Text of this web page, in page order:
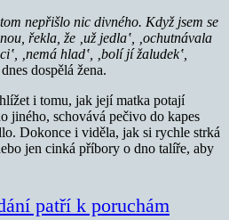
nepřišlo nic divného. Když jsem se
řekla, že ‚už jedla‛ , ‚ochutnávala
, ‚nemá hlad‛ , ‚bolí jí žaludek‛
dospělá žena.
i tomu, jak její matka potají
jiného, schovává pečivo do kapes
Dokonce i viděla, jak si rychle strká
jen cinká příbory o dno talíře, aby
patří k poruchám